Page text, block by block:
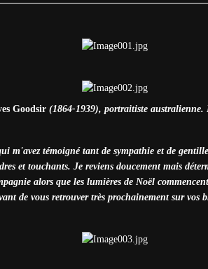
Goodsir (1864-1939), portraitiste australienne.
m'avez témoigné tant de sympathie et de
et touchants. Je reviens doucement mais
alors que les lumières de Noël
de vous retrouver très prochainement sur vos